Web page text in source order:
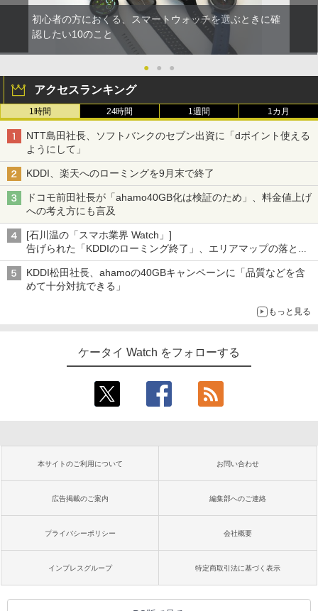
初心者の方におくる、スマートウォッチを選ぶときに確
認したい10のこと
● ● ●
アクセスランキング
1時間 24時間 1週間 1カ月
NTT島田社長、ソフトバンクのセブン出資に「dポイント使える
ようにして」
KDDI、楽天へのローミングを9月末で終了
ドコモ前田社長が「ahamo40GB化は検証のため」、料金値上げ
への考え方にも言及
[石川温の「スマホ業界 Watch」]
告げられた「KDDIのローミング終了」、エリアマップの落とし
穴と楽天モバイルの課題
KDDI松田社長、ahamoの40GBキャンペーンに「品質などを含
めて十分対抗できる」
もっと見る
ケータイ Watch をフォローする
本サイトのご利用について お問い合わせ
広告掲載のご案内 編集部へのご連絡
プライバシーポリシー 会社概要
インプレスグループ 特定商取引法に基づく表示